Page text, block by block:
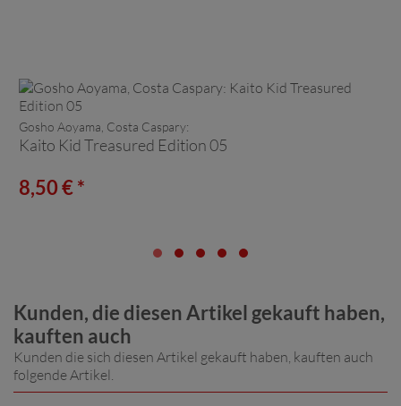
Gosho Aoyama, Costa Caspary:
Kaito Kid Treasured Edition 05
8,50 € *
Kunden, die diesen Artikel gekauft haben,
kauften auch
Kunden die sich diesen Artikel gekauft haben, kauften auch
folgende Artikel.